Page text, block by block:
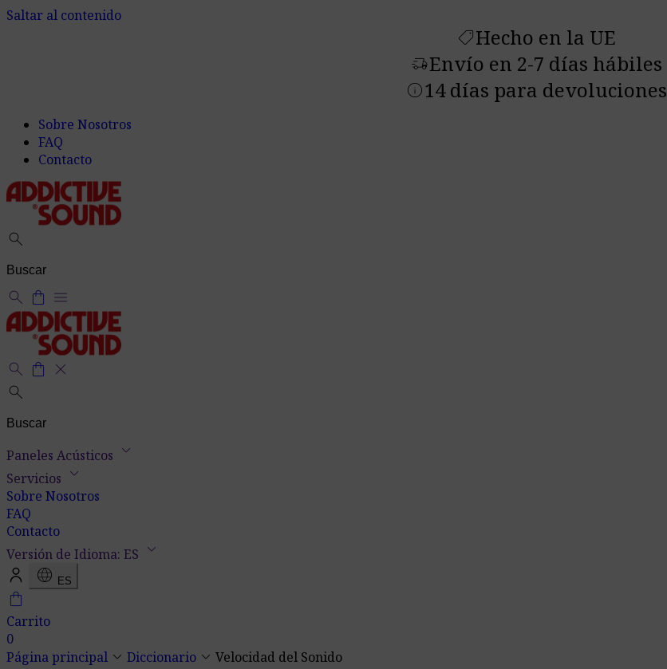
Saltar al contenido
shoppingmodeHecho en la UE
delivery_truck_speedEnvío en 2-7 días hábiles
info14 días para devoluciones
Sobre Nosotros
FAQ
Contacto
search
search shopping_bag menu
search shopping_bag close
search
Paneles Acústicos keyboard_arrow_down
Servicios keyboard_arrow_down
Sobre Nosotros
FAQ
Contacto
Versión de Idioma: ES keyboard_arrow_down
language ES
shopping_bag
Carrito
0
Página principal keyboard_arrow_down Diccionario keyboard_arrow_down Velocidad del Sonido